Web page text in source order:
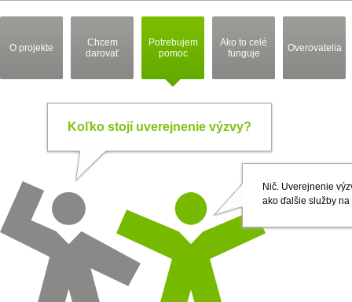
O projekte
Chcem
darovať
Potrebujem
pomoc
Ako to celé
funguje
Overovatelia
Koľko stojí uverejnenie výzvy?
Nič. Uverejnenie
ako ďalšie služby